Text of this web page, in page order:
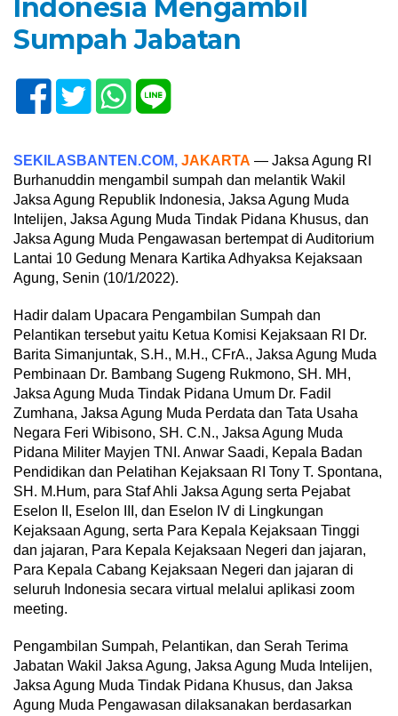
Indonesia Mengambil
Sumpah Jabatan
SEKILASBANTEN.COM, JAKARTA — Jaksa Agung RI
Burhanuddin mengambil sumpah dan melantik Wakil
Jaksa Agung Republik Indonesia, Jaksa Agung Muda
Intelijen, Jaksa Agung Muda Tindak Pidana Khusus, dan
Jaksa Agung Muda Pengawasan bertempat di Auditorium
Lantai 10 Gedung Menara Kartika Adhyaksa Kejaksaan
Agung, Senin (10/1/2022).
Hadir dalam Upacara Pengambilan Sumpah dan
Pelantikan tersebut yaitu Ketua Komisi Kejaksaan RI Dr.
Barita Simanjuntak, S.H., M.H., CFrA., Jaksa Agung Muda
Pembinaan Dr. Bambang Sugeng Rukmono, SH. MH,
Jaksa Agung Muda Tindak Pidana Umum Dr. Fadil
Zumhana, Jaksa Agung Muda Perdata dan Tata Usaha
Negara Feri Wibisono, SH. C.N., Jaksa Agung Muda
Pidana Militer Mayjen TNI. Anwar Saadi, Kepala Badan
Pendidikan dan Pelatihan Kejaksaan RI Tony T. Spontana,
SH. M.Hum, para Staf Ahli Jaksa Agung serta Pejabat
Eselon II, Eselon III, dan Eselon IV di Lingkungan
Kejaksaan Agung, serta Para Kepala Kejaksaan Tinggi
dan jajaran, Para Kepala Kejaksaan Negeri dan jajaran,
Para Kepala Cabang Kejaksaan Negeri dan jajaran di
seluruh Indonesia secara virtual melalui aplikasi zoom
meeting.
Pengambilan Sumpah, Pelantikan, dan Serah Terima
Jabatan Wakil Jaksa Agung, Jaksa Agung Muda Intelijen,
Jaksa Agung Muda Tindak Pidana Khusus, dan Jaksa
Agung Muda Pengawasan dilaksanakan berdasarkan